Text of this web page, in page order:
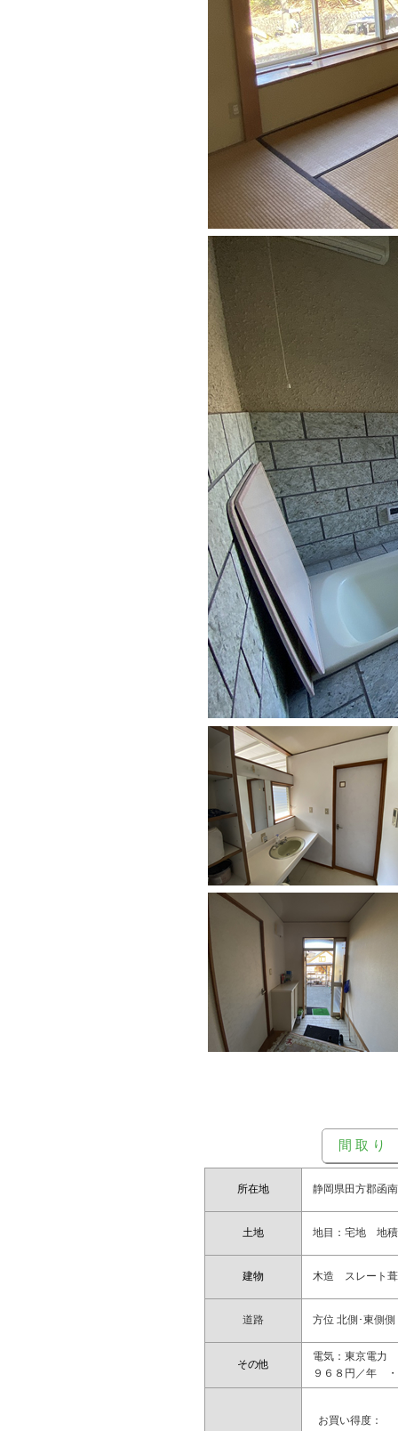
間 取 り
所在地 静岡県田方郡函
土地 地目：宅地 地
建物 木造 スレート
道路 方位 北側･東
その他
電気：東京電力
９６８円／年
お買い得度：